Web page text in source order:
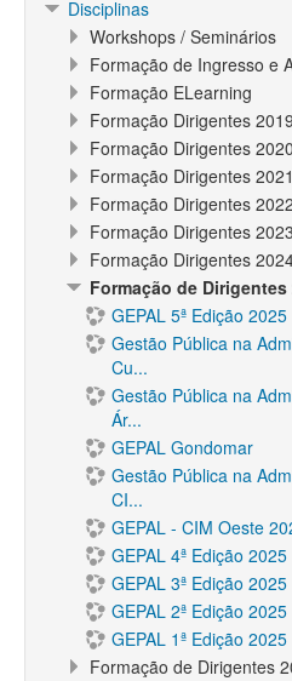
Disciplinas
Workshops / Seminários
Formação de Ingresso e
Formação ELearning
Formação Dirigentes 2019
Formação Dirigentes 2020
Formação Dirigentes 2021
Formação Dirigentes 2022
Formação Dirigentes 2023
Formação Dirigentes
Formação de Dirigentes
GEPAL 5ª Edição 2025
Gestão Pública na
Cu...
Gestão Pública na
Ár...
GEPAL Gondomar
Gestão Pública na
CI...
GEPAL - CIM Oeste
GEPAL 4ª Edição 2025
GEPAL 3ª Edição 2025
GEPAL 2ª Edição 2025
GEPAL 1ª Edição 2025
Formação de Dirigentes